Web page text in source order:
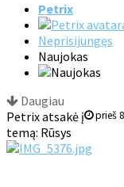
Petrix
Neprisijungęs
Naujokas
Daugiau
prieš
Petrix atsakė į
temą: Rūsys